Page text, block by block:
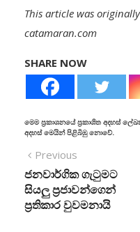
This article was
catamaran.com
SHARE NOW
මෙම ප්‍රකාශනයේ ප්‍රකාශිත අදහස්
අදහස් මෙයින් පිළිබිඹු නොවේ.
Previous
ජනවාර්ගික ගැටුමට
සියලු ප්‍රජාවන්ගෙන්
ප්‍රතිකාර වුවමනායි